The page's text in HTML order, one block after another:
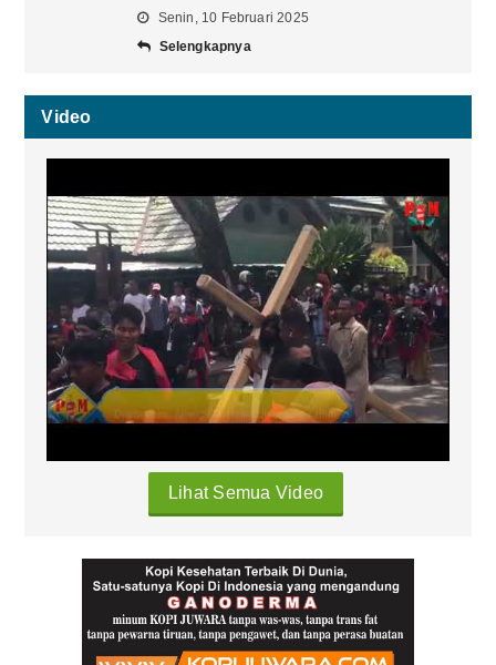
Senin, 10 Februari 2025
Selengkapnya
Video
Lihat Semua Video